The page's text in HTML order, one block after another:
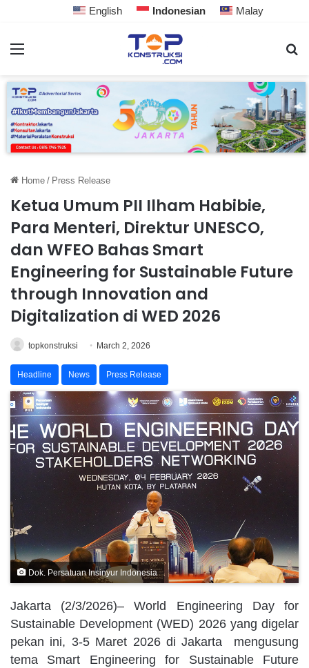
English Indonesian Malay
Home / Press Release
Ketua Umum PII Ilham Habibie,
Para Menteri, Direktur UNESCO,
dan WFEO Bahas Smart
Engineering for Sustainable Future
through Innovation and
Digitalization di WED 2026
topkonstruksi March 2, 2026
Headline News Press Release
Dok. Persatuan Insinyur Indonesia
Jakarta (2/3/2026)– World Engineering Day for
Sustainable Development (WED) 2026 yang digelar
pekan ini, 3-5 Maret 2026 di Jakarta mengusung
tema Smart Engineering for Sustainable Future